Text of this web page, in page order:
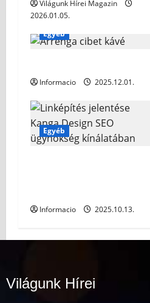
Világunk Hírei Magazin
2026.01.05.
Egyéb
Informacio 2025.12.01.
Egyéb
Informacio 2025.10.13.
Világunk Hírei